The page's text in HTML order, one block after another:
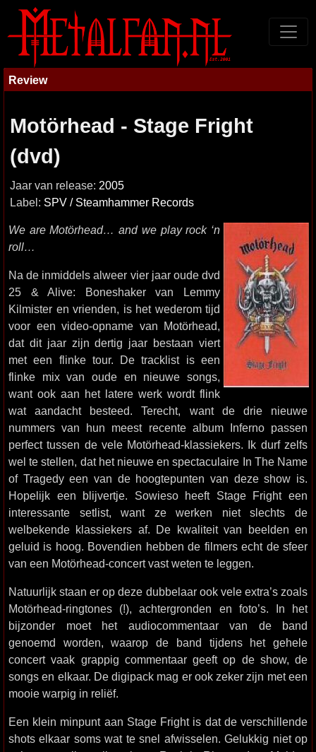
Review
Motörhead - Stage Fright
(dvd)
Jaar van release: 2005
Label: SPV / Steamhammer Records
We are Motörhead… and we play rock ‘n
roll…
Na de inmiddels alweer vier jaar oude dvd
25 & Alive: Boneshaker van Lemmy
Kilmister en vrienden, is het wederom tijd
voor een video-opname van Motörhead,
dat dit jaar zijn dertig jaar bestaan viert
met een flinke tour. De tracklist is een
flinke mix van oude en nieuwe songs,
want ook aan het latere werk wordt flink
wat aandacht besteed. Terecht, want de drie nieuwe
nummers van hun meest recente album Inferno passen
perfect tussen de vele Motörhead-klassiekers. Ik durf zelfs
wel te stellen, dat het nieuwe en spectaculaire In The Name
of Tragedy een van de hoogtepunten van deze show is.
Hopelijk een blijvertje. Sowieso heeft Stage Fright een
interessante setlist, want ze werken niet slechts de
welbekende klassiekers af. De kwaliteit van beelden en
geluid is hoog. Bovendien hebben de filmers echt de sfeer
van een Motörhead-concert vast weten te leggen.
Natuurlijk staan er op deze dubbelaar ook vele extra’s zoals
Motörhead-ringtones (!), achtergronden en foto’s. In het
bijzonder moet het audiocommentaar van de band
genoemd worden, waarop de band tijdens het gehele
concert vaak grappig commentaar geeft op de show, de
songs en elkaar. De digipack mag er ook zeker zijn met een
mooie warpig in reliëf.
Een klein minpunt aan Stage Fright is dat de verschillende
shots elkaar soms wat te snel afwisselen. Gelukkig niet op